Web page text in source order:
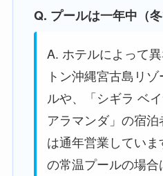
Q. プールは一年中（
A. ホテルによって
トン沖縄宮古島リ
ルや、「シギラ ベ
アラマンダ」の宿
は通年営業してい
の常温プールの場